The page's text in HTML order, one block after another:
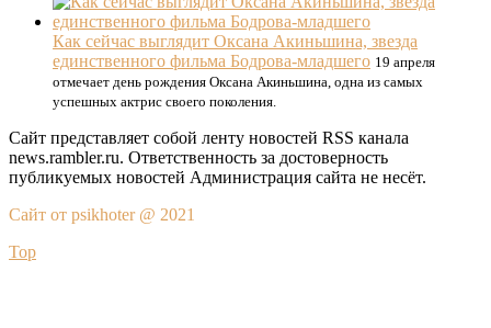
Как сейчас выглядит Оксана Акиньшина, звезда
единственного фильма Бодрова-младшего 19 апреля
отмечает день рождения Оксана Акиньшина, одна из самых
успешных актрис своего поколения.
Сайт представляет собой ленту новостей RSS канала
news.rambler.ru. Ответственность за достоверность
публикуемых новостей Администрация сайта не несёт.
Сайт от psikhoter @ 2021
Top